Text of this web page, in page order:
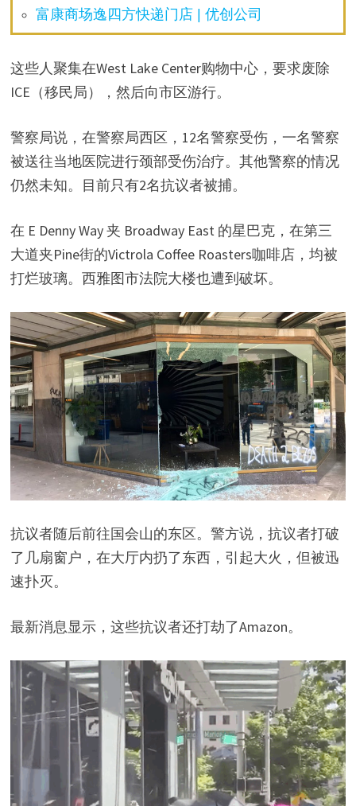
富康商场逸四方快递门店 | 优创公司
这些人聚集在West Lake Center购物中心，要求废除
ICE（移民局），然后向市区游行。
警察局说，在警察局西区，12名警察受伤，一名警察
被送往当地医院进行颈部受伤治疗。其他警察的情况
仍然未知。目前只有2名抗议者被捕。
在 E Denny Way 夹 Broadway East 的星巴克，在第三
大道夹Pine街的Victrola Coffee Roasters咖啡店，均被
打烂玻璃。西雅图市法院大楼也遭到破坏。
抗议者随后前往国会山的东区。警方说，抗议者打破
了几扇窗户，在大厅内扔了东西，引起大火，但被迅
速扑灭。
最新消息显示，这些抗议者还打劫了Amazon。